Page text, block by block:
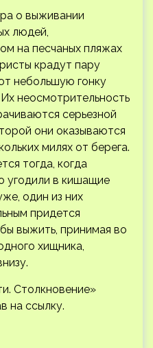
о выживании
людей,
на песчаных пляжах
крадут пару
небольшую гонку
неосмотрительность
серьезной
они оказываются
милях от берега.
тогда, когда
угодили в кишащие
один из них
придется
выжить, принимая во
хищника,
Столкновение»
на ссылку.